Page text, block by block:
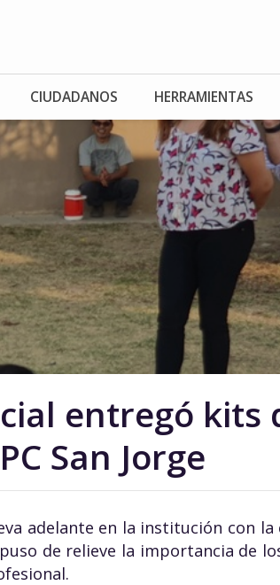
CIUDADANOS HERRAMIENTAS
entregó kits
San Jorge
adelante en la institución con
de relieve la importancia de